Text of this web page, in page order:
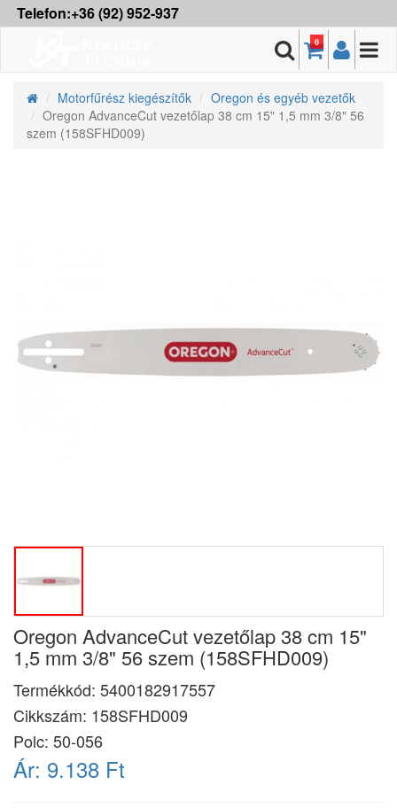
Telefon:+36 (92) 952-937
0
Motorfűrész kiegészítők
Oregon és egyéb vezetők
Oregon AdvanceCut vezetőlap 38 cm 15" 1,5 mm 3/8" 56
szem (158SFHD009)
Oregon AdvanceCut vezetőlap 38 cm 15"
1,5 mm 3/8" 56 szem (158SFHD009)
Termékkód: 5400182917557
Cikkszám: 158SFHD009
Polc: 50-056
Ár: 9.138 Ft